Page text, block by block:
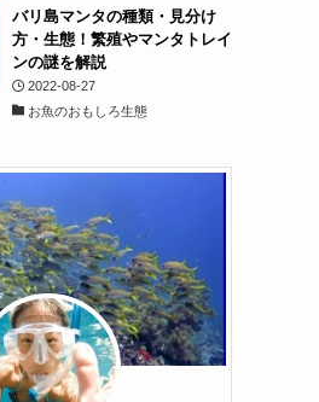
バリ島マンタの種類・見分け
方・生態！繁殖やマンタトレイ
ンの謎を解説
2022-08-27
お魚のおもしろ生態